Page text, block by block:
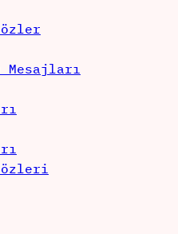
Mesajları